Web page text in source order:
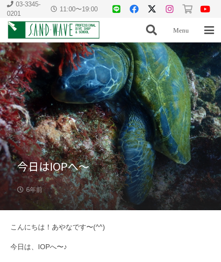
03-3345-
0201
11:00〜19:00
Menu
今日はIOPへ〜
6年前
こんにちは！あやなです〜(^^)
今日は、IOPへ〜♪